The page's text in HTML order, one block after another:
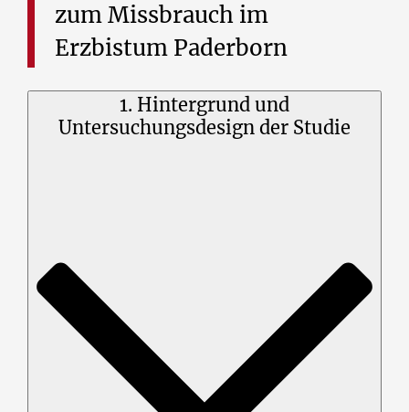
zumMissbrauch im
Erzbistum Paderborn
1. Hintergrund und
Untersuchungsdesign der Studie